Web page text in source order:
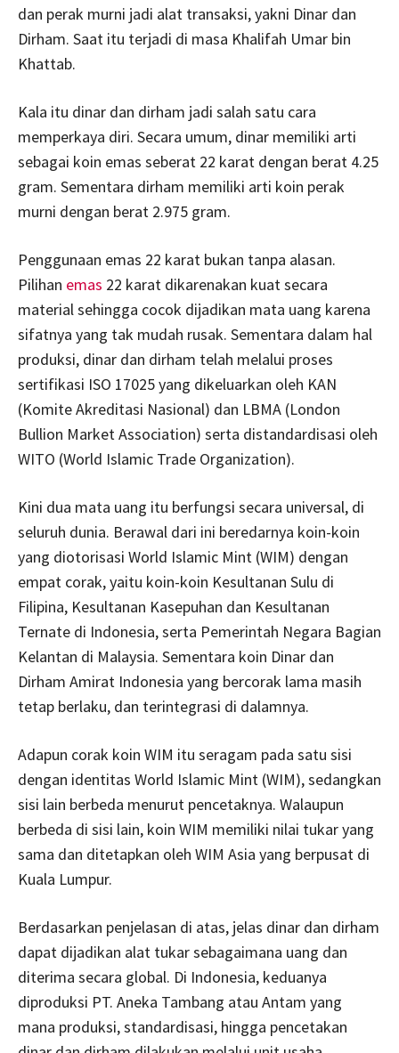
dan perak murni jadi alat transaksi, yakni Dinar dan
Dirham. Saat itu terjadi di masa Khalifah Umar bin
Khattab.
Kala itu dinar dan dirham jadi salah satu cara
memperkaya diri. Secara umum, dinar memiliki arti
sebagai koin emas seberat 22 karat dengan berat 4.25
gram. Sementara dirham memiliki arti koin perak
murni dengan berat 2.975 gram.
Penggunaan emas 22 karat bukan tanpa alasan.
Pilihan emas 22 karat dikarenakan kuat secara
material sehingga cocok dijadikan mata uang karena
sifatnya yang tak mudah rusak. Sementara dalam hal
produksi, dinar dan dirham telah melalui proses
sertifikasi ISO 17025 yang dikeluarkan oleh KAN
(Komite Akreditasi Nasional) dan LBMA (London
Bullion Market Association) serta distandardisasi oleh
WITO (World Islamic Trade Organization).
Kini dua mata uang itu berfungsi secara universal, di
seluruh dunia. Berawal dari ini beredarnya koin-koin
yang diotorisasi World Islamic Mint (WIM) dengan
empat corak, yaitu koin-koin Kesultanan Sulu di
Filipina, Kesultanan Kasepuhan dan Kesultanan
Ternate di Indonesia, serta Pemerintah Negara Bagian
Kelantan di Malaysia. Sementara koin Dinar dan
Dirham Amirat Indonesia yang bercorak lama masih
tetap berlaku, dan terintegrasi di dalamnya.
Adapun corak koin WIM itu seragam pada satu sisi
dengan identitas World Islamic Mint (WIM), sedangkan
sisi lain berbeda menurut pencetaknya. Walaupun
berbeda di sisi lain, koin WIM memiliki nilai tukar yang
sama dan ditetapkan oleh WIM Asia yang berpusat di
Kuala Lumpur.
Berdasarkan penjelasan di atas, jelas dinar dan dirham
dapat dijadikan alat tukar sebagaimana uang dan
diterima secara global. Di Indonesia, keduanya
diproduksi PT. Aneka Tambang atau Antam yang
mana produksi, standardisasi, hingga pencetakan